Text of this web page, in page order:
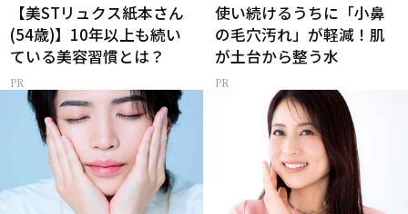
【美STリュクス紙本さん
(54歳)】10年以上も続い
ている美容習慣とは？
使い続けるうちに「小鼻
の毛穴汚れ」が軽減！肌
が土台から整う水